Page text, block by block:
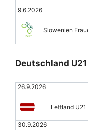
9.6.2026
Slowenien
Deutschland U21
26.9.2026
Lettland U21
30.9.2026